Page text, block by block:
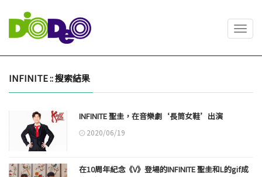
INFINITE :: 搜索結果
INFINITE 聖圭，在音樂劇‘長筒女鞋’出演
2020/06/19
在10周年紀念《V》登場的INFINITE 聖圭和L的gif成